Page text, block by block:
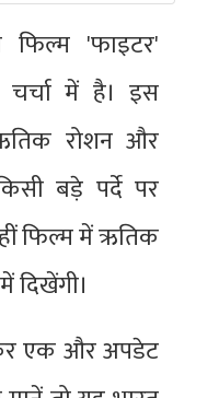
फिल्म 'फाइटर'
में है। इस
रोशन और
बड़े पर्दे पर
फिल्म में ऋतिक
दिखेंगी।
एक और अपडेट